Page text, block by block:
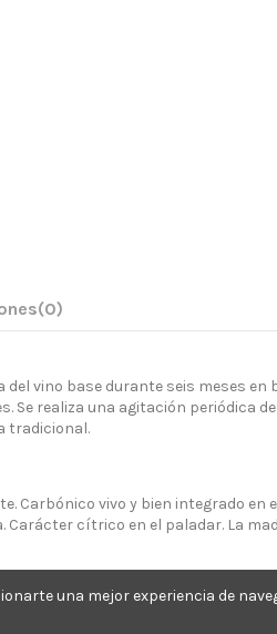
(0)
vino base durante seis meses
Se realiza una agitación periódica
tradicional.
Carbónico vivo y bien integrado en
cítrico en el paladar. La
una mejor experiencia de